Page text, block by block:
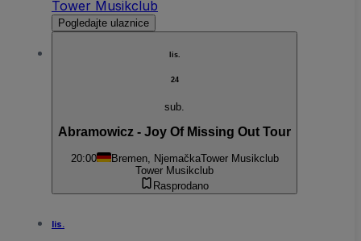
Tower Musikclub
Pogledajte ulaznice
lis.
24
sub.
Abramowicz - Joy Of Missing Out Tour
20:00 Bremen, NjemačkaTower Musikclub
Tower Musikclub
Rasprodano
lis.